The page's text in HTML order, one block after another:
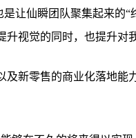
让仙瞬团队聚集起来的“
视觉的同时，也提升
新零售的商业化落地